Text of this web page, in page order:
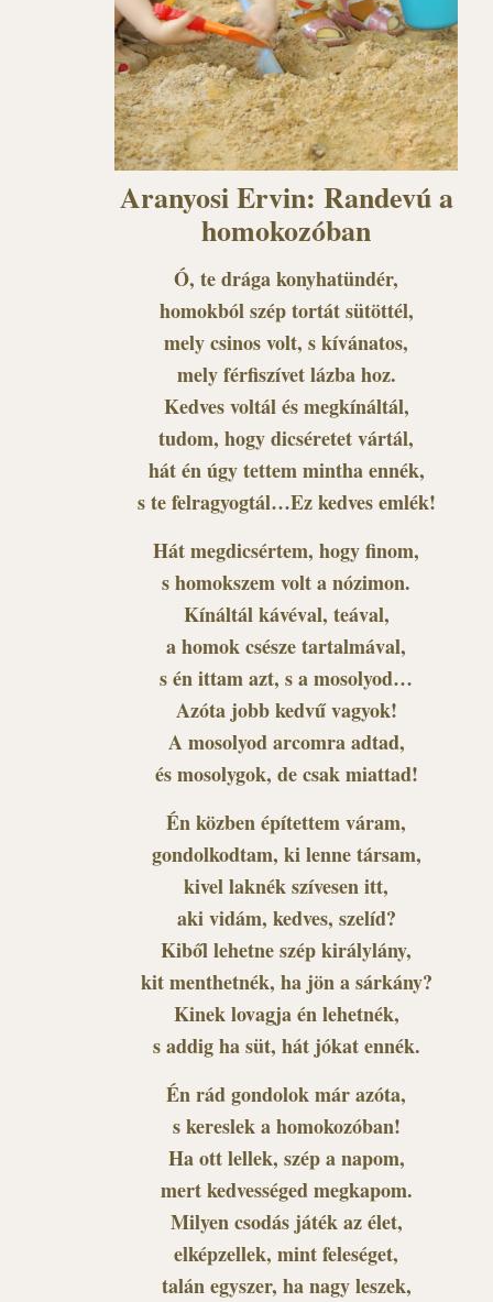
Aranyosi Ervin: Randevú a
homokozóban
Ó, te drága konyhatündér,
homokból szép tortát sütöttél,
mely csinos volt, s kívánatos,
mely férfiszívet lázba hoz.
Kedves voltál és megkínáltál,
tudom, hogy dicséretet vártál,
hát én úgy tettem mintha ennék,
s te felragyogtál…Ez kedves emlék!
Hát megdicsértem, hogy finom,
s homokszem volt a nózimon.
Kínáltál kávéval, teával,
a homok csésze tartalmával,
s én ittam azt, s a mosolyod…
Azóta jobb kedvű vagyok!
A mosolyod arcomra adtad,
és mosolygok, de csak miattad!
Én közben építettem váram,
gondolkodtam, ki lenne társam,
kivel laknék szívesen itt,
aki vidám, kedves, szelíd?
Kiből lehetne szép királylány,
kit menthetnék, ha jön a sárkány?
Kinek lovagja én lehetnék,
s addig ha süt, hát jókat ennék.
Én rád gondolok már azóta,
s kereslek a homokozóban!
Ha ott lellek, szép a napom,
mert kedvességed megkapom.
Milyen csodás játék az élet,
elképzellek, mint feleséget,
talán egyszer, ha nagy leszek,